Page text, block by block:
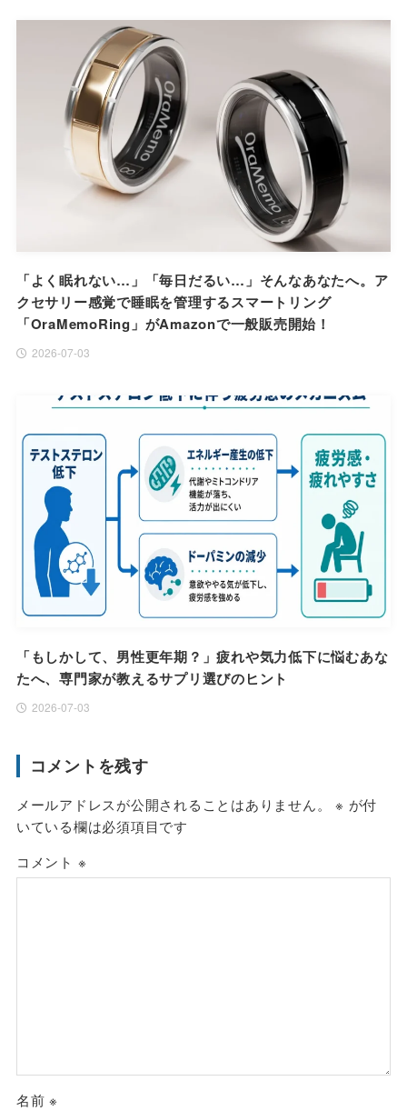
「よく眠れない…」「毎日だるい…」そんなあなたへ。ア
クセサリー感覚で睡眠を管理するスマートリング
「OraMemoRing」がAmazonで一般販売開始！
2026-07-03
「もしかして、男性更年期？」疲れや気力低下に悩むあな
たへ、専門家が教えるサプリ選びのヒント
2026-07-03
コメントを残す
メールアドレスが公開されることはありません。 ※ が付
いている欄は必須項目です
コメント ※
名前※